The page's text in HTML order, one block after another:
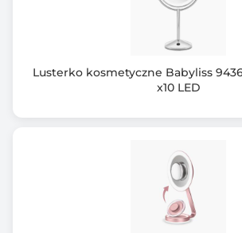
Lusterko kosmetyczne Babyliss
x10 LED